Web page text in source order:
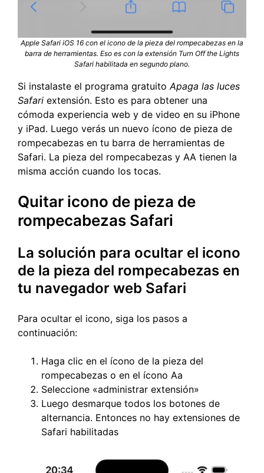
Apple Safari iOS 16 con el icono de la pieza del rompecabezas en la
barra de herramientas. Eso es con la extensión Turn Off the Lights
Safari habilitada en segundo plano.
Si instalaste el programa gratuito Apaga las luces
Safari extensión. Esto es para obtener una
cómoda experiencia web y de video en su iPhone
y iPad. Luego verás un nuevo ícono de pieza de
rompecabezas en tu barra de herramientas de
Safari. La pieza del rompecabezas y AA tienen la
misma acción cuando los tocas.
Quitar icono de pieza de
rompecabezas Safari
La solución para ocultar el icono
de la pieza del rompecabezas en
tu navegador web Safari
Para ocultar el icono, siga los pasos a
continuación:
Haga clic en el ícono de la pieza del
rompecabezas o en el ícono Aa
Seleccione «administrar extensión»
Luego desmarque todos los botones de
alternancia. Entonces no hay extensiones de
Safari habilitadas